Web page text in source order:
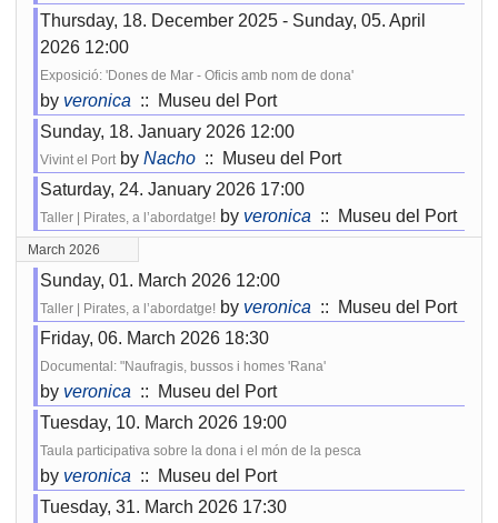
Thursday, 18. December 2025 - Sunday, 05. April
2026 12:00
Exposició: 'Dones de Mar - Oficis amb nom de dona'
by veronica :: Museu del Port
Sunday, 18. January 2026 12:00
Vivint el Port by Nacho :: Museu del Port
Saturday, 24. January 2026 17:00
Taller | Pirates, a l’abordatge! by veronica :: Museu del Port
March 2026
Sunday, 01. March 2026 12:00
Taller | Pirates, a l’abordatge! by veronica :: Museu del Port
Friday, 06. March 2026 18:30
Documental: "Naufragis, bussos i homes 'Rana'
by veronica :: Museu del Port
Tuesday, 10. March 2026 19:00
Taula participativa sobre la dona i el món de la pesca
by veronica :: Museu del Port
Tuesday, 31. March 2026 17:30